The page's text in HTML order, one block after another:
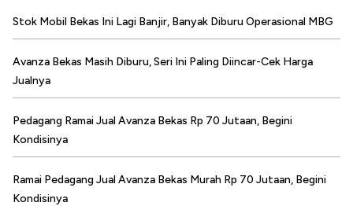
Stok Mobil Bekas Ini Lagi Banjir, Banyak Diburu Operasional MBG
Avanza Bekas Masih Diburu, Seri Ini Paling Diincar-Cek Harga
Jualnya
Pedagang Ramai Jual Avanza Bekas Rp 70 Jutaan, Begini
Kondisinya
Ramai Pedagang Jual Avanza Bekas Murah Rp 70 Jutaan, Begini
Kondisinya